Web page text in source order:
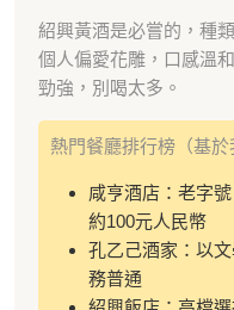
紹興黃酒是必嘗的，種
個人偏愛花雕，口感溫
勁強，別喝太多。
熱門餐廳排行榜（基於
咸亨酒店：老字
約100元人民幣
孔乙己酒家：以
務普通